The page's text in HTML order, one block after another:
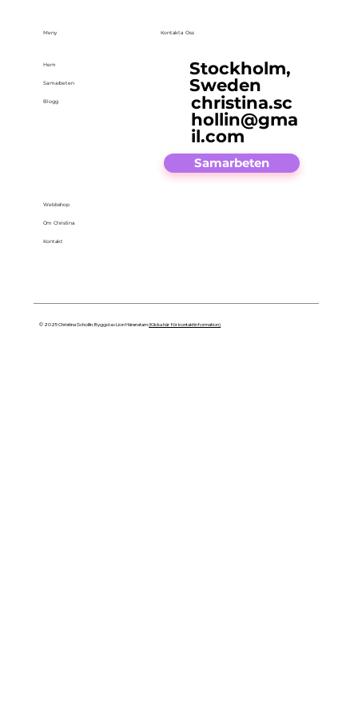
Meny
Hem
Samarbeten
Blogg
Webbshop
Om Christina
Kontakt
Kontakta Oss
Stockholm,
Sweden
christina.sc
hollin@gma
il.com
Samarbeten
© 2025 Christina Schollin. Byggd av Lion Härenstam(Klicka här för kontaktinformation)